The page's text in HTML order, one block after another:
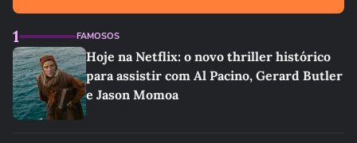
1 FAMOSOS
Hoje na Netflix: o novo thriller histórico
para assistir com Al Pacino, Gerard Butler
e Jason Momoa